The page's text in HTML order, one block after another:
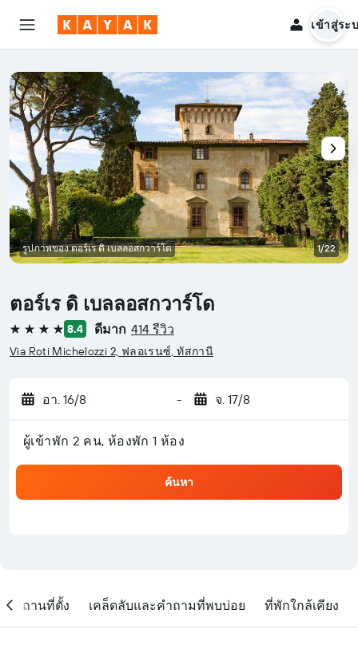
เข้าสู่ระ
ตอร์เร ดิ เบลลอสกวาร์โด
4 ดาว 8.4 ดีมาก 414 รีวิว
Via Roti Michelozzi 2, ฟลอเรนซ์, ทัสกานี
อา. 16/8 - จ. 17/8
ผู้เข้าพัก 2 คน, ห้องพัก 1 ห้อง
ค้นหา
รูปภาพของ ตอร์เร ดิ เบลลอสกวาร์โด 1/22
สถานที่ตั้ง เคล็ดลับและคำถามที่พบบ่อย ที่พักใกล้เคียง